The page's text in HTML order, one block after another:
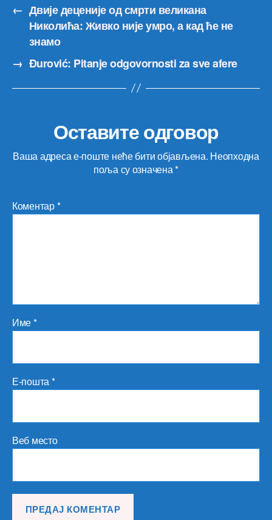
← Двије деценије од смрти великана
Николића: Живко није умро, а кад ће не
знамо
→ Đurović: Pitanje odgovornosti za sve afere
Оставите одговор
Ваша адреса е-поште неће бити објављена. Неопходна
поља су означена*
Коментар*
Име*
Е-пошта*
Веб место